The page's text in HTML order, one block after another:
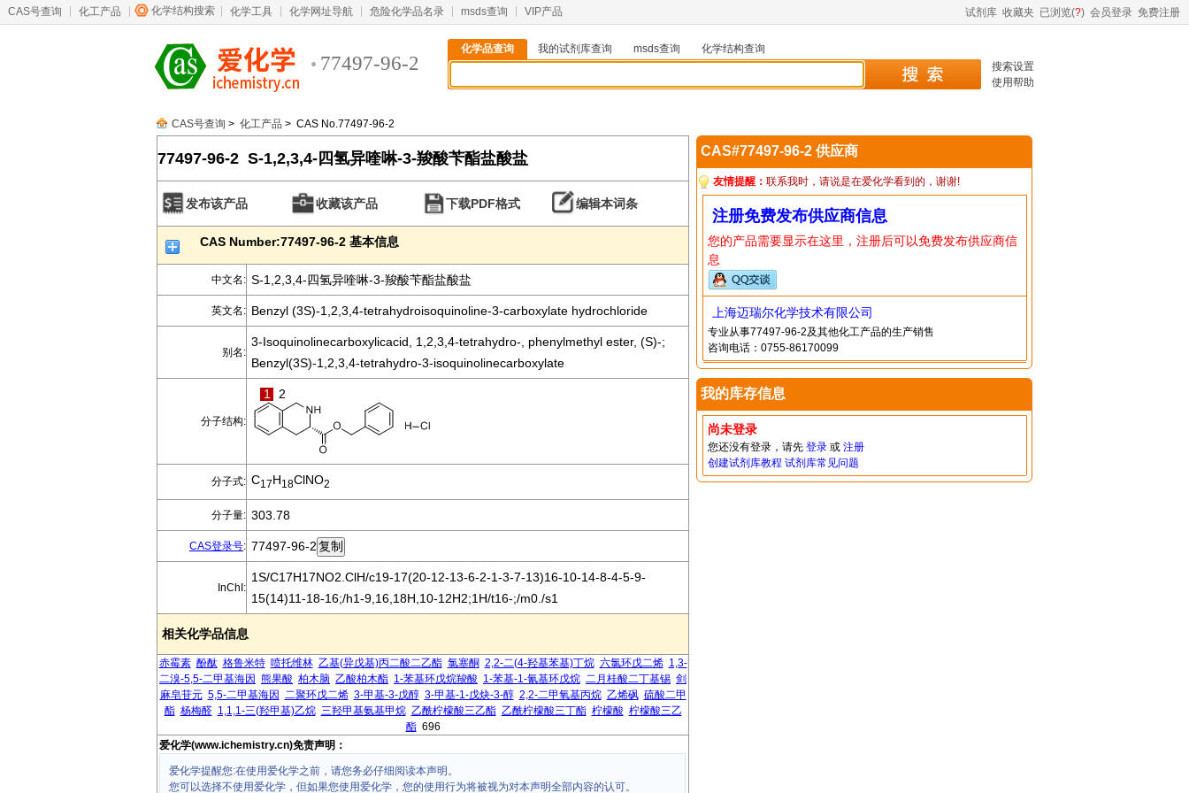
CAS号查询 化工产品 化学结构搜索 化学工具 化学网址导航 危险化学品名录 msds查询 VIP产品 试剂库 收藏夹 已浏览(?) 会员登录 免费注册
77497-96-2
化学品查询 我的试剂库查询 msds查询
化学结构查询
搜索设置
使用帮助
CAS号查询 > 化工产品 > CAS No.77497-96-2
77497-96-2 S-1,2,3,4-四氢异喹啉-3-羧酸苄酯盐酸盐
发布该产品 收藏该产品 下载PDF格式 编辑本词条
CAS Number:77497-96-2 基本信息
中文名: S-1,2,3,4-四氢异喹啉-3-羧酸苄酯盐酸盐
英文名: Benzyl (3S)-1,2,3,4-tetrahydroisoquinoline-3-carboxylate hydrochloride
别名:
3-Isoquinolinecarboxylicacid, 1,2,3,4-tetrahydro-, phenylmethyl ester, (S)-;
Benzyl(3S)-1,2,3,4-tetrahydro-3-isoquinolinecarboxylate
分子结构:
1 2
分子式: C17H18ClNO2
分子量: 303.78
CAS登录号: 77497-96-2
InChI:
1S/C17H17NO2.ClH/c19-17(20-12-13-6-2-1-3-7-13)16-10-14-8-4-5-9-
15(14)11-18-16;/h1-9,16,18H,10-12H2;1H/t16-;/m0./s1
相关化学品信息
赤霉素 酚酞 格鲁米特 喷托维林 乙基(异戊基)丙二酸二乙酯 氯塞酮 2,2-二(4-羟基苯基)丁烷 六氯环戊二烯 1,3-
二溴-5,5-二甲基海因 熊果酸 柏木脑 乙酸柏木酯 1-苯基环戊烷羧酸 1-苯基-1-氰基环戊烷 二月桂酸二丁基锡 剑
麻皂苷元 5,5-二甲基海因 二聚环戊二烯 3-甲基-3-戊醇 3-甲基-1-戊炔-3-醇 2,2-二甲氧基丙烷 乙烯砜 硫酸二甲
酯 杨梅醛 1,1,1-三(羟甲基)乙烷 三羟甲基氨基甲烷 乙酰柠檬酸三乙酯 乙酰柠檬酸三丁酯 柠檬酸 柠檬酸三乙
酯696
爱化学(www.ichemistry.cn)免责声明：
爱化学提醒您:在使用爱化学之前，请您务必仔细阅读本声明。
您可以选择不使用爱化学，但如果您使用爱化学，您的使用行为将被视为对本声明全部内容的认可。
CAS#77497-96-2 供应商
友情提醒： 联系我时，请说是在爱化学看到的，谢谢!
注册免费发布供应商信息
您的产品需要显示在这里，注册后可以免费发布供应商信
息
上海迈瑞尔化学技术有限公司
专业从事77497-96-2及其他化工产品的生产销售
咨询电话：0755-86170099
我的库存信息
尚未登录
您还没有登录，请先 登录或 注册
创建试剂库教程 试剂库常见问题